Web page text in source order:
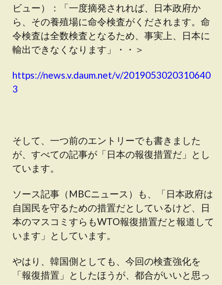
ビュー）：「一度摘発されれば、日本政府か
ら、その養殖場に命令検査がくだされます。命
令検査は全数検査となるため、事実上、日本に
輸出できなくなります」・・＞
https://news.v.daum.net/v/2019053020310640
3
そして、一つ前のエントリーでも書きました
が、すべての記事が「日本の報復措置だ」とし
ています。
ソース記事（MBCニュース）も、「日本政府は
自国民を守るための措置だとしているけど、日
本のマスコミすらもWTO報復措置だと報道して
います」としています。
やはり、韓国側としても、今回の検査強化を
「報復措置」としたほうが、都合がいいと思っ